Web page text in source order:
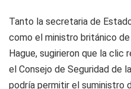
Tanto la secretaria de
como el ministro británico
Hague, sugirieron que la clic
el Consejo de Seguridad de
podría permitir el suministro